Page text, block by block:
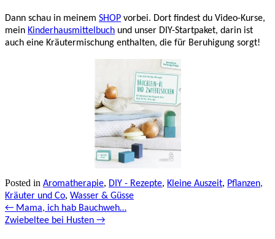
Dann schau in meinem SHOP vorbei. Dort findest du Video-Kurse,
mein Kinderhausmittelbuch und unser DIY-Startpaket, darin ist
auch eine Kräutermischung enthalten, die für Beruhigung sorgt!
Posted in Aromatherapie, DIY - Rezepte, Kleine Auszeit, Pflanzen,
Kräuter und Co, Wasser & Güsse
Posts
← Mama, ich hab Bauchweh…
Zwiebeltee bei Husten →